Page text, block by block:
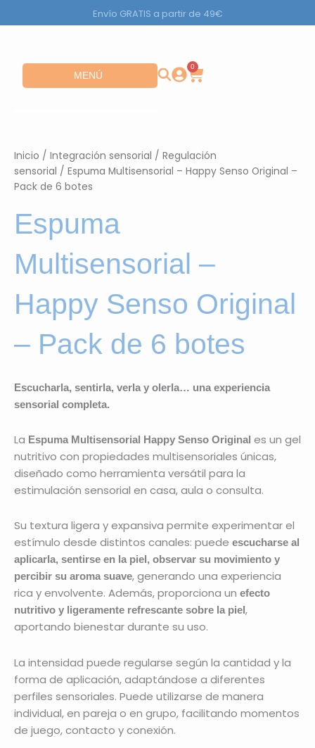
al
Envío GRATIS a partir de 49€
MENÚ Abrir MENÚ 0
Carrito
Inicio / Integración sensorial / Regulación
sensorial / Espuma Multisensorial – Happy Senso Original –
Pack de 6 botes
Espuma
Multisensorial –
Happy Senso Original
– Pack de 6 botes
Escucharla, sentirla, verla y olerla… una experiencia
sensorial completa.
La Espuma Multisensorial Happy Senso Original es un gel
nutritivo con propiedades multisensoriales únicas,
diseñado como herramienta versátil para la
estimulación sensorial en casa, aula o consulta.
Su textura ligera y expansiva permite experimentar el
estímulo desde distintos canales: puede escucharse al
aplicarla, sentirse en la piel, observar su movimiento y
percibir su aroma suave, generando una experiencia
rica y envolvente. Además, proporciona un efecto
nutritivo y ligeramente refrescante sobre la piel ,
aportando bienestar durante su uso.
La intensidad puede regularse según la cantidad y la
forma de aplicación, adaptándose a diferentes
perfiles sensoriales. Puede utilizarse de manera
individual, en pareja o en grupo, facilitando momentos
de juego, contacto y conexión.